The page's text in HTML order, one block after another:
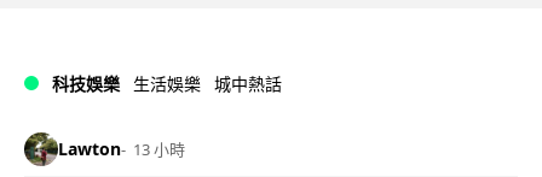
科技娛樂 生活娛樂 城中熱話
Lawton 13 小時